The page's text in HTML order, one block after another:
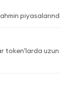
token'larda uzun